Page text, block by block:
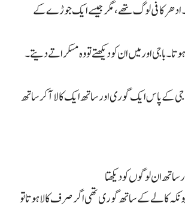
ادھر کافی لوگ تھے، مگر جیسے ایک جوڑے کے
باجی اور میں ان کو دیکھتے تو وہ مسکراتے دیتے۔
باجی کے پاس ایک گوری اور ساتھ ایک کالا آ کر ساتھ
ساتھ ان لوگوں کو دیکھتا
کیونکہ کالے کے ساتھ گوری تھی اگر صرف کالا ہوتا تو